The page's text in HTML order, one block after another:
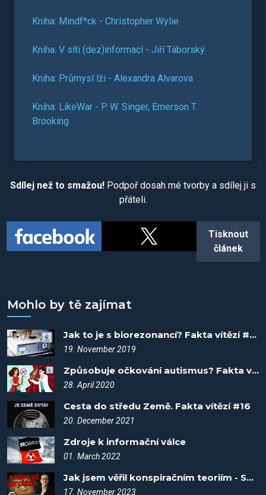
Kniha: Mindf*ck - Christopher Wylie
Kniha: V síti (dez)informací - Jiří Táborský
Kniha: Průmysl lži - Alexandra Alvarova
Kniha: LikeWar - P. W. Singer, Emerson T.
Brooking
Sdílej než to smažou! Podpoř dosah mé tvorby a sdílej ji s
přáteli.
Tisknout
článek
Mohlo by tě zajímat
Jak to je s biorezonancí? Fakta vítězí #10
19. November 2019
Způsobuje očkování autismus? Fakta vítězí #15
28. April 2020
Cesta do středu Země. Fakta vítězí #16
20. December 2021
Zdroje k informační válce
01. March 2022
Jak jsem věřil konspiračním teoriím - Spiknutí #55
17. November 2023